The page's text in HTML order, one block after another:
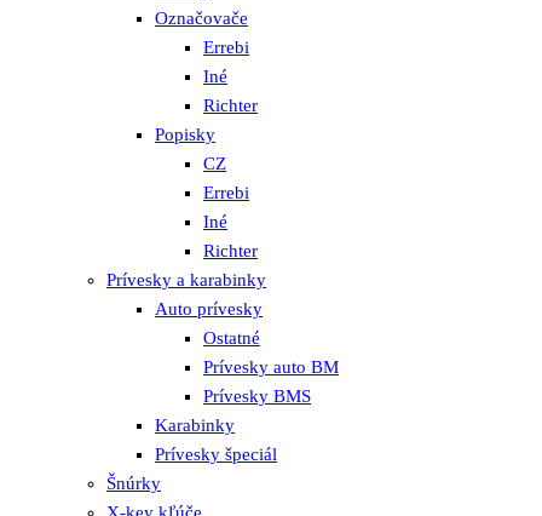
Označovače
Errebi
Iné
Richter
Popisky
CZ
Errebi
Iné
Richter
Prívesky a karabinky
Auto prívesky
Ostatné
Prívesky auto BM
Prívesky BMS
Karabinky
Prívesky špeciál
Šnúrky